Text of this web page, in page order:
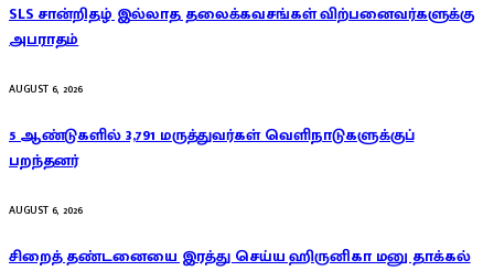
SLS சான்றிதழ் இல்லாத தலைக்கவசங்கள் விற்பனைவர்களுக்கு
அபராதம்
AUGUST 6, 2026
5 ஆண்டுகளில் 3,791 மருத்துவர்கள் வெளிநாடுகளுக்குப்
பறந்தனர்
AUGUST 6, 2026
சிறைத் தண்டனையை இரத்து செய்ய ஹிருனிகா மனு தாக்கல்